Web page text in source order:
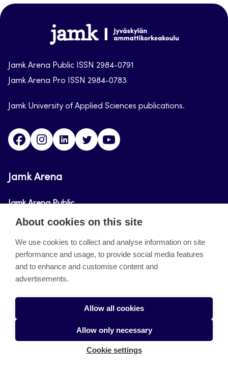
Jamk-
arena
Jamk Arena Public ISSN 2984-0791
Jamk Arena Pro ISSN 2984-0783
Jamk University of Applied Sciences publications.
FacebookInstagramLinkedinTwitter
Jamk Arena
Jamk Arena Public
Jamk Arena Pro
About the site
Accessibility Statement
Takedown request
About cookies on this site
We use cookies to collect and analyse information on site
performance and usage, to provide social media features
and to enhance and customise content and
advertisements.
Allow all cookies
Allow only necessary
Cookie settings